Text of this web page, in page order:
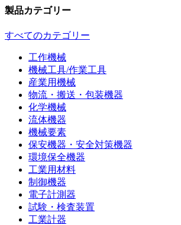
製品カテゴリー
すべてのカテゴリー
工作機械
機械工具/作業工具
産業用機械
物流・搬送・包装機器
化学機械
流体機器
機械要素
保安機器・安全対策機器
環境保全機器
工業用材料
制御機器
電子計測器
試験・検査装置
工業計器